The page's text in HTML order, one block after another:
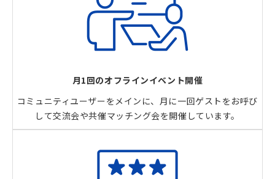
月1回のオフラインイベント開催
コミュニティユーザーをメインに、月に一回ゲストをお呼び
して交流会や共催マッチング会を開催しています。